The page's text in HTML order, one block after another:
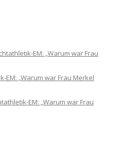
EM: „Warum war Frau
EM: „Warum war Frau Merkel
EM: „Warum war Frau